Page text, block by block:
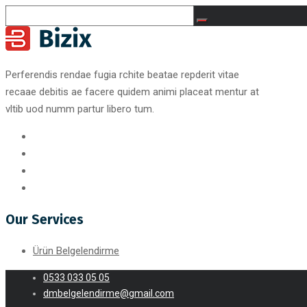
Perferendis rendae fugia rchite beatae repderit vitae
recaae debitis ae facere quidem animi placeat mentur at
vltib uod numm partur libero tum.
Our Services
Ürün Belgelendirme
0533 033 05 05
dmbelgelendirme@gmail.com